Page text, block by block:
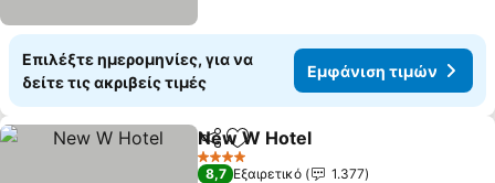
Επιλέξτε ημερομηνίες, για να
δείτε τις ακριβείς τιμές
Εμφάνιση τιμών
Κοινοποίηση
Προσθήκη στα αγαπημένα
New W Hotel
4 Αστέρια
8,7 Εξαιρετικό
1.377